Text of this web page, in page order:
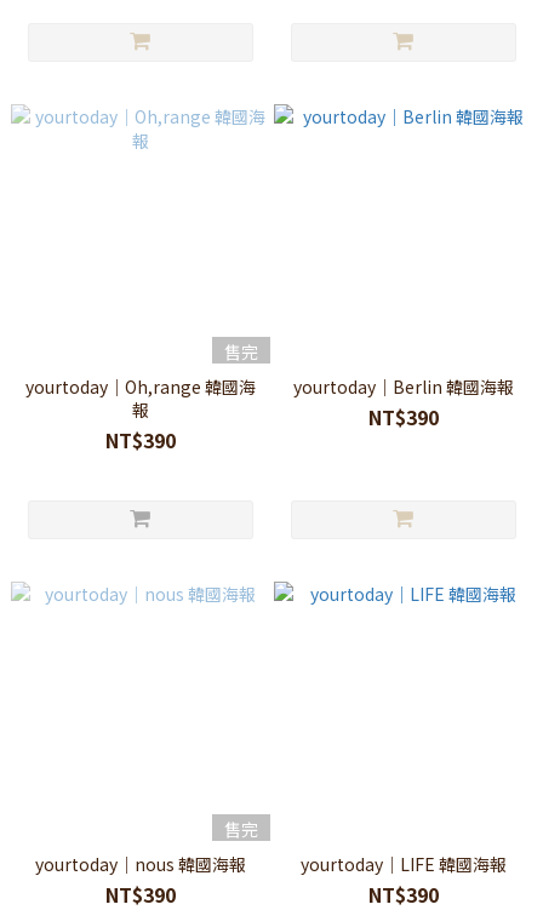
售完
yourtoday｜Oh,range 韓國海
報
NT$390
yourtoday｜Berlin 韓國海報
NT$390
售完
yourtoday｜nous 韓國海報
NT$390
yourtoday｜LIFE 韓國海報
NT$390